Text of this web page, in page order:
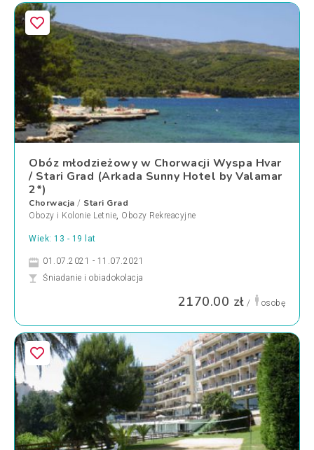
Obóz młodzieżowy w Chorwacji Wyspa Hvar
/ Stari Grad (Arkada Sunny Hotel by Valamar
2*)
Chorwacja / Stari Grad
Obozy i Kolonie Letnie, Obozy Rekreacyjne
Wiek: 13 - 19 lat
01.07.2021 - 11.07.2021
Śniadanie i obiadokolacja
2170.00 zł / osobę